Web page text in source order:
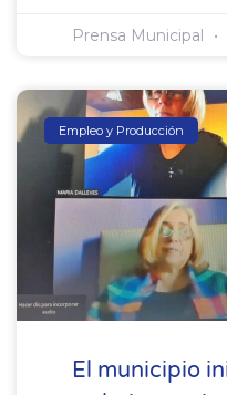
Prensa Municipal
Empleo y Producción
El municipio